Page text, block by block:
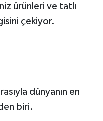
ürünleri ve tatlı
çekiyor.
dünyanın en
biri.